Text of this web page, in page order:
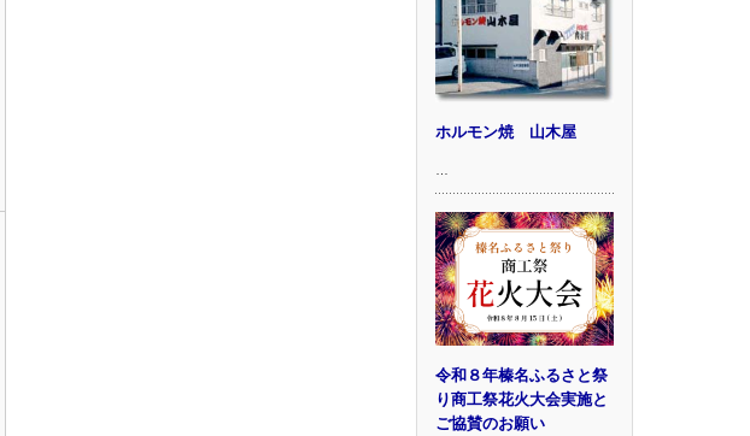
ホルモン焼 山木屋
令和８年榛名ふるさと祭
り商工祭花火大会実施と
ご協賛のお願い